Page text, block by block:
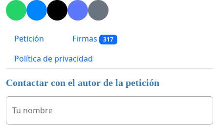
Petición Firmas 317
Política de privacidad
Contactar con el autor de la petición
Tu nombre